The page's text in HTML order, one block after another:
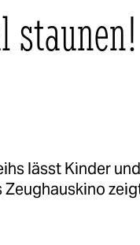
staunen!
lässt Kinder